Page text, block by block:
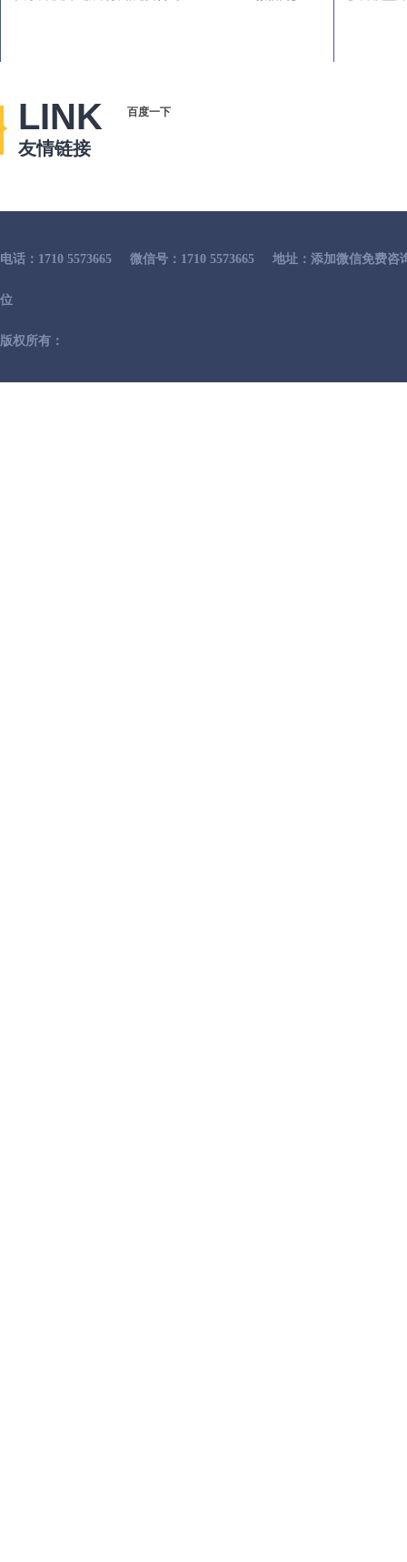
LINK
友情链接
百度一下
电话：1710 5573665 微信号：1710 5573665 地址：添加微信免费咨
位
版权所有：